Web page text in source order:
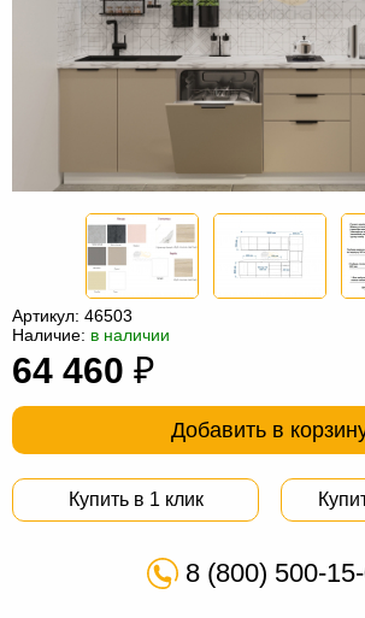
Офисная
мебель
Столы
из
ротанга
Садовая
мебель
Косметологическое
оборудование
Артикул: 46503
Наличие: в наличии
64 460 ₽
Добавить в
Купить в 1 клик
8 (800) 500-